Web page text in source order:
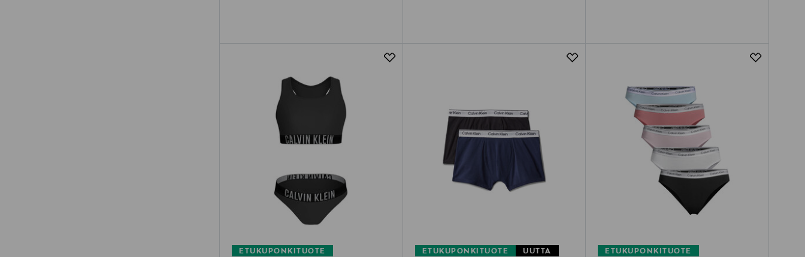
ETUKUPONKITUOTE
ETUKUPONKITUOTE
UUTTA
ETUKUPONKITUOTE